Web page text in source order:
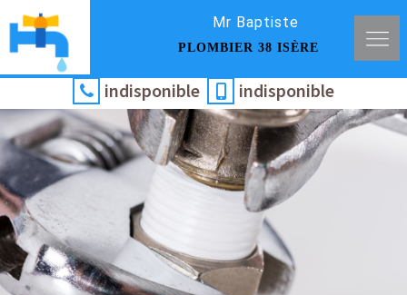
Mr Baptiste
PLOMBIER 38 ISÈRE
indisponible indisponible